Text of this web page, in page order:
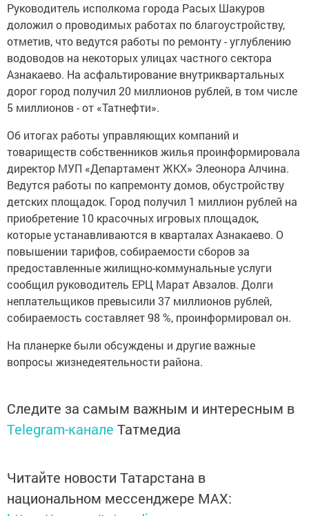
Руководитель исполкома города Расых Шакуров
доложил о проводимых работах по благоустройству,
отметив, что ведутся работы по ремонту - углублению
водоводов на некоторых улицах частного сектора
Азнакаево. На асфальтирование внутриквартальных
дорог город получил 20 миллионов рублей, в том числе
5 миллионов - от «Татнефти».
Об итогах работы управляющих компаний и
товариществ собственников жилья проинформировала
директор МУП «Департамент ЖКХ» Элеонора Алчина.
Ведутся работы по капремонту домов, обустройству
детских площадок. Город получил 1 миллион рублей на
приобретение 10 красочных игровых площадок,
которые устанавливаются в кварталах Азнакаево. О
повышении тарифов, собираемости сборов за
предоставленные жилищно-коммунальные услуги
сообщил руководитель ЕРЦ Марат Авзалов. Долги
неплательщиков превысили 37 миллионов рублей,
собираемость составляет 98 %, проинформировал он.
На планерке были обсуждены и другие важные
вопросы жизнедеятельности района.
Следите за самым важным и интересным в
Telegram-канале Татмедиа
Читайте новости Татарстана в
национальном мессенджере MАХ: